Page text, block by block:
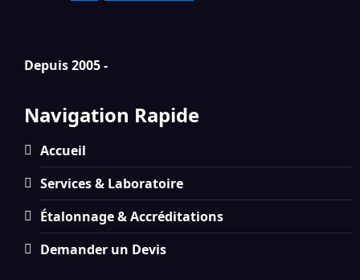
Depuis 2005 -
Navigation Rapide
Accueil
Services & Laboratoire
Étalonnage & Accréditations
Demander un Devis